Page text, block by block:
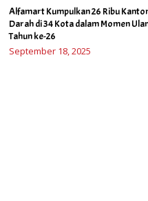
Alfamart Kumpulkan 26 Ribu
Darah di 34 Kota dalam Momen
Tahun ke-26
September 18, 2025